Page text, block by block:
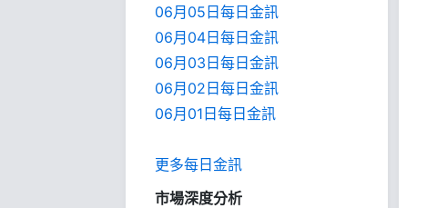
06月05日每日金訊
06月04日每日金訊
06月03日每日金訊
06月02日每日金訊
06月01日每日金訊
更多每日金訊
市場深度分析